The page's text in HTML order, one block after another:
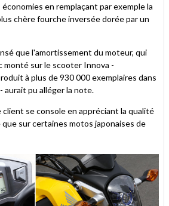
en remplaçant par exemple la
chère fourche inversée dorée par un
que l'amortissement du moteur, qui
monté sur le scooter Innova -
à plus de 930 000 exemplaires dans
aurait pu alléger la note.
client se console en appréciant la qualité
sur certaines motos japonaises de